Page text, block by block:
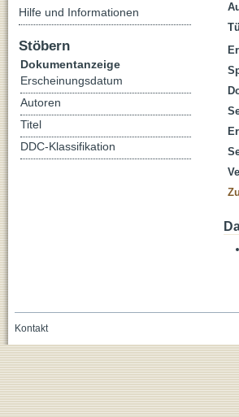
Hilfe und Informationen
Stöbern
Dokumentanzeige
Erscheinungsdatum
Autoren
Titel
DDC-Klassifikation
Kontakt